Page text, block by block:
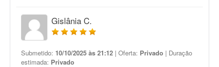
Gislânia C.
Submetido: 10/10/2025 às 21:12 | Oferta: Privado | Duração
estimada: Privado